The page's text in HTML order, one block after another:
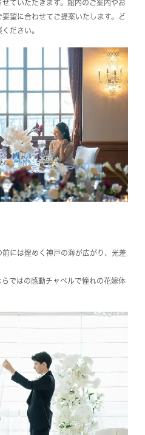
ていただきます。館内のご案内やお
望に合わせてご提案いたします。ど
ださい。
前には煌めく神戸の海が広がり、光差
ではの感動チャペルで憧れの花嫁体